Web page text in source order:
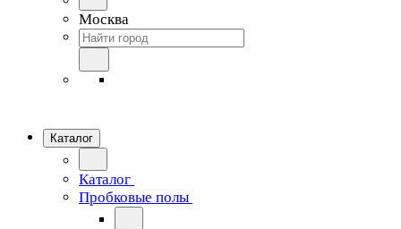
Москва
Каталог
Каталог
Пробковые полы